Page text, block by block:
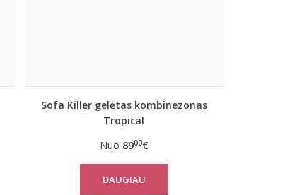
Sofa Killer gelėtas kombinezonas
Tropical
Nuo 8900€
DAUGIAU